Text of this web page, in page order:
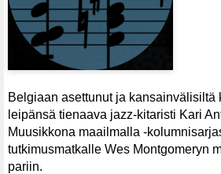
Belgiaan asettunut ja kansainvälisiltä
leipänsä tienaava jazz-kitaristi Kari
Muusikkona maailmalla -
tutkimusmatkalle Wes Montgomeryn
pariin.